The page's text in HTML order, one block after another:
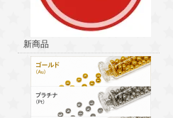
新商品